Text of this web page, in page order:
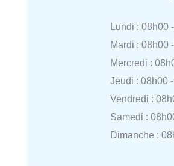
Lundi : 08h00
Mardi : 08h00
Mercredi :
Jeudi : 08h00
Vendredi :
Samedi :
Dimanche :